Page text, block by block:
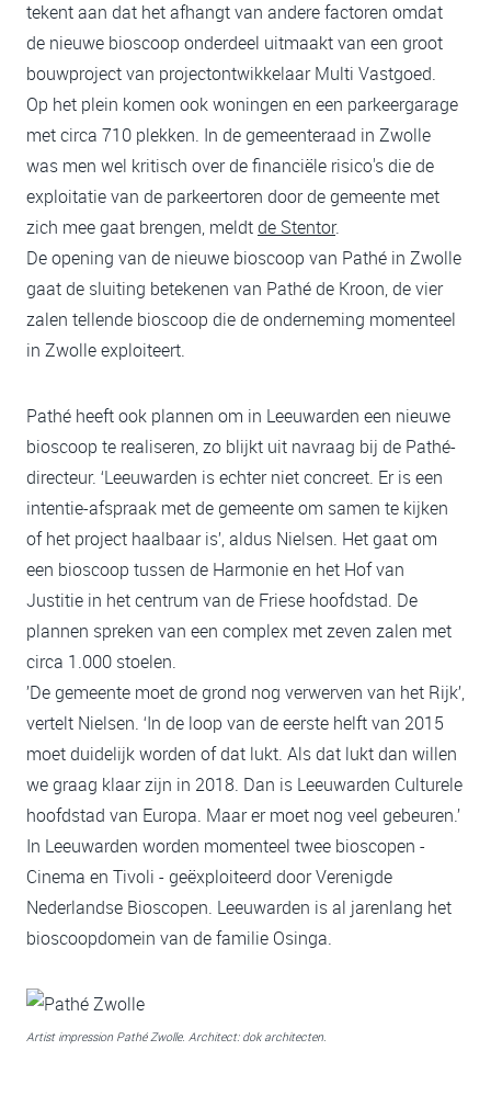
tekent aan dat het afhangt van andere factoren omdat
de nieuwe bioscoop onderdeel uitmaakt van een groot
bouwproject van projectontwikkelaar Multi Vastgoed.
Op het plein komen ook woningen en een parkeergarage
met circa 710 plekken. In de gemeenteraad in Zwolle
was men wel kritisch over de financiële risico's die de
exploitatie van de parkeertoren door de gemeente met
zich mee gaat brengen, meldt de Stentor.
De opening van de nieuwe bioscoop van Pathé in Zwolle
gaat de sluiting betekenen van Pathé de Kroon, de vier
zalen tellende bioscoop die de onderneming momenteel
in Zwolle exploiteert.
Pathé heeft ook plannen om in Leeuwarden een nieuwe
bioscoop te realiseren, zo blijkt uit navraag bij de Pathé-
directeur. ‘Leeuwarden is echter niet concreet. Er is een
intentie-afspraak met de gemeente om samen te kijken
of het project haalbaar is’, aldus Nielsen. Het gaat om
een bioscoop tussen de Harmonie en het Hof van
Justitie in het centrum van de Friese hoofdstad. De
plannen spreken van een complex met zeven zalen met
circa 1.000 stoelen.
’De gemeente moet de grond nog verwerven van het Rijk’,
vertelt Nielsen. ‘In de loop van de eerste helft van 2015
moet duidelijk worden of dat lukt. Als dat lukt dan willen
we graag klaar zijn in 2018. Dan is Leeuwarden Culturele
hoofdstad van Europa. Maar er moet nog veel gebeuren.’
In Leeuwarden worden momenteel twee bioscopen -
Cinema en Tivoli - geëxploiteerd door Verenigde
Nederlandse Bioscopen. Leeuwarden is al jarenlang het
bioscoopdomein van de familie Osinga.
Artist impression Pathé Zwolle. Architect: dok architecten.